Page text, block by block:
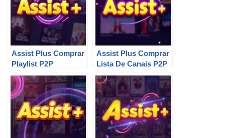
Assist Plus Comprar
Playlist P2P
Assist Plus Comprar
Lista De Canais P2P